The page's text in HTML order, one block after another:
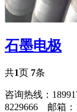
石墨电极
共1页 7条
咨询热线：
8229666 邮箱：